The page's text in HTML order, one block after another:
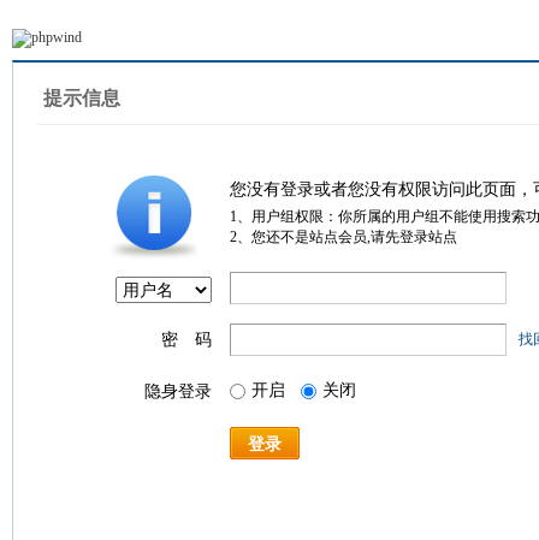
提示信息
您没有登录或者您没有权限访问此页面
1、用户组权限：你所属的用户组不能使用搜索
2、您还不是站点会员,请先登录站点
密 码 找
隐身登录 开启 关闭
登录